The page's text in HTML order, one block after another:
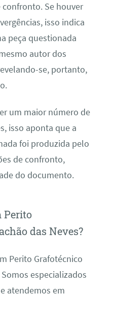
Se houver
isso indica
peça questionada
autor dos
se, portanto,
um maior número de
isso aponta que a
foi produzida pelo
de confronto,
do documento.
Perito
das Neves?
Perito Grafotécnico
especializados
atendemos em